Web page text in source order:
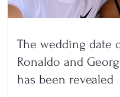
The wedding date
Ronaldo and
has been revealed